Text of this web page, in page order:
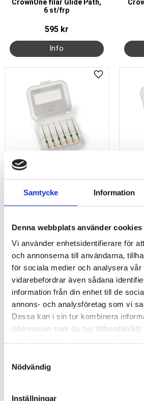
Samtycke Information
Denna webbplats använder cookies
Vi använder enhetsidentifierare för
och annonserna till användarna,
för sociala medier och analysera vår
vidarebefordrar även sådana
information från din enhet till de
annons- och analysföretag som vi
Dessa kan i sin tur kombinera
information som du har
Nödvändig
Inställningar
CrownOne filar Glide Path,
6 st/frp
595kr
medium/grön 6 st/frp
Add to
CrownOne filar small/gul 6
st/frp
Add to